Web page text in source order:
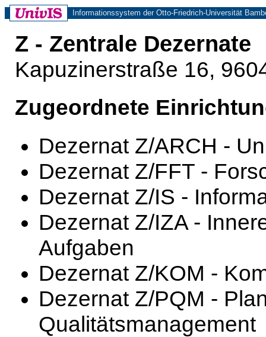
Informationssystem der Otto-Friedrich-Universität
Z - Zentrale Dezernate
Kapuzinerstraße 16,
Zugeordnete
Dezernat Z/ARCH -
Dezernat Z/FFT -
Dezernat Z/IS -
Dezernat Z/IZA -
Aufgaben
Dezernat Z/KOM -
Dezernat Z/PQM -
Qualitätsmanagement